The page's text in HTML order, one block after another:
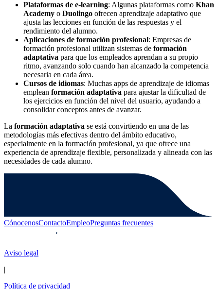
Plataformas de e-learning: Algunas plataformas como Khan
Academy o Duolingo ofrecen aprendizaje adaptativo que
ajusta las lecciones en función de las respuestas y el
rendimiento del alumno.
Aplicaciones de formación profesional: Empresas de
formación profesional utilizan sistemas de formación
adaptativa para que los empleados aprendan a su propio
ritmo, avanzando solo cuando han alcanzado la competencia
necesaria en cada área.
Cursos de idiomas: Muchas apps de aprendizaje de idiomas
emplean formación adaptativa para ajustar la dificultad de
los ejercicios en función del nivel del usuario, ayudando a
consolidar conceptos antes de avanzar.
La formación adaptativa se está convirtiendo en una de las
metodologías más efectivas dentro del ámbito educativo,
especialmente en la formación profesional, ya que ofrece una
experiencia de aprendizaje flexible, personalizada y alineada con las
necesidades de cada alumno.
CónocenosContactoEmpleoPreguntas frecuentes
Aviso legal
|
Política de privacidad